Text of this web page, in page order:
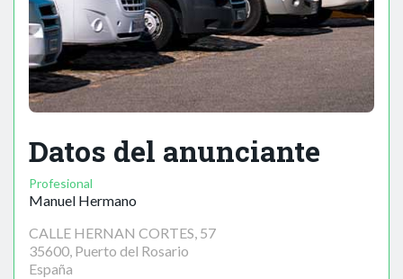
Datos del anunciante
Profesional
Manuel Hermano
CALLE HERNAN CORTES, 57
35600, Puerto del Rosario
España